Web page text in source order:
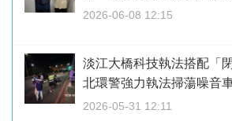
2026-06-08 12:15
淡江大橋科技執法搭配「
北環警強力執法掃蕩噪音
2026-05-31 12:11